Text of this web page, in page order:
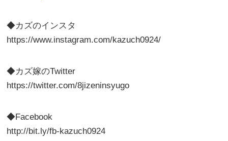
◆カズのインスタ
https://www.instagram.com/kazuch0924/
◆カズ嫁のTwitter
https://twitter.com/8jizeninsyugo
◆Facebook
http://bit.ly/fb-kazuch0924